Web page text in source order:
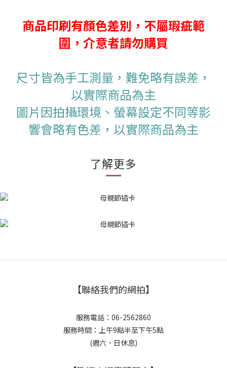
商品印刷有顏色差別，不屬瑕疵範
圍，介意者請勿購買
尺寸皆為手工測量，難免略有誤差，
以實際商品為主
圖片因拍攝環境、螢幕設定不同等影
響會略有色差，以實際商品為主
了解更多
【聯絡我們的網拍】
服務電話：06-2562860
服務時間：上午9點半至下午5點
(週六、日休息)